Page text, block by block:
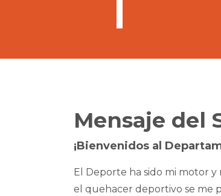
Mensaje del
¡Bienvenidos al
El Deporte ha sido mi motor
el quehacer deportivo se me